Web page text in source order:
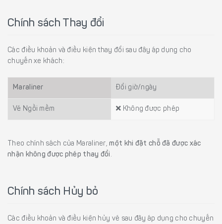
Chính sách Thay đổi
Các điều khoản và điều kiện thay đổi sau đây áp dụng cho
chuyến xe khách:
Maraliner Đổi giờ/ngày
Vé Ngồi mềm Không được phép
Theo chính sách của Maraliner,một khi đặt chỗ đã được xác
nhận không được phép thay đổi .
Chính sách Hủy bỏ
Các điều khoản và điều kiện hủy vé sau đây áp dụng cho chuyến